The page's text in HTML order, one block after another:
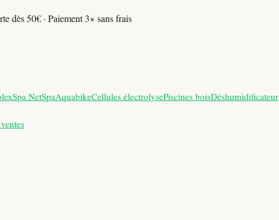
dès 50€ · Paiement 3× sans frais
Spa NetSpaAquabikeCellules électrolysePiscines boisDéshumidificateur